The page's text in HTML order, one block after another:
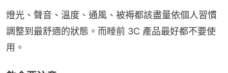
燈光、聲音、溫度、通風、被褥都該盡量依個人習慣
調整到最舒適的狀態。而睡前 3C 產品最好都不要使
用。